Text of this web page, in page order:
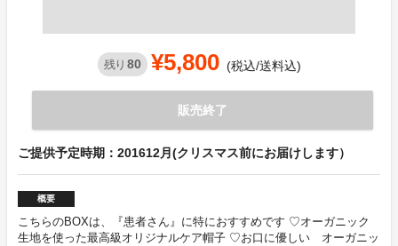
残り 80 ¥5,800 (税込/送料込)
販売終了
ご提供予定時期：201612月(クリスマス前にお届けします）
概要
こちらのBOXは、『患者さん』に特におすすめです ♡オーガニック
生地を使った最高級オリジナルケア帽子 ♡お口に優しい オーガニッ